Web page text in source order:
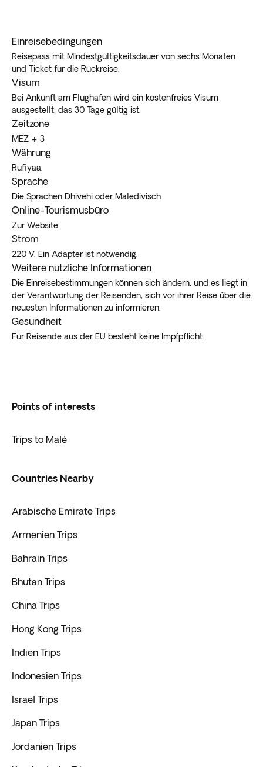
Einreisebedingungen
Reisepass mit Mindestgültigkeitsdauer von sechs Monaten
und Ticket für die Rückreise.
Visum
Bei Ankunft am Flughafen wird ein kostenfreies Visum
ausgestellt, das 30 Tage gültig ist.
Zeitzone
MEZ + 3
Währung
Rufiyaa.
Sprache
Die Sprachen Dhivehi oder Maledivisch.
Online-Tourismusbüro
Zur Website
Strom
220 V. Ein Adapter ist notwendig.
Weitere nützliche Informationen
Die Einreisebestimmungen können sich ändern, und es liegt in
der Verantwortung der Reisenden, sich vor ihrer Reise über die
neuesten Informationen zu informieren.
Gesundheit
Für Reisende aus der EU besteht keine Impfpflicht.
Points of interests
Trips to Malé
Countries Nearby
Arabische Emirate Trips
Armenien Trips
Bahrain Trips
Bhutan Trips
China Trips
Hong Kong Trips
Indien Trips
Indonesien Trips
Israel Trips
Japan Trips
Jordanien Trips